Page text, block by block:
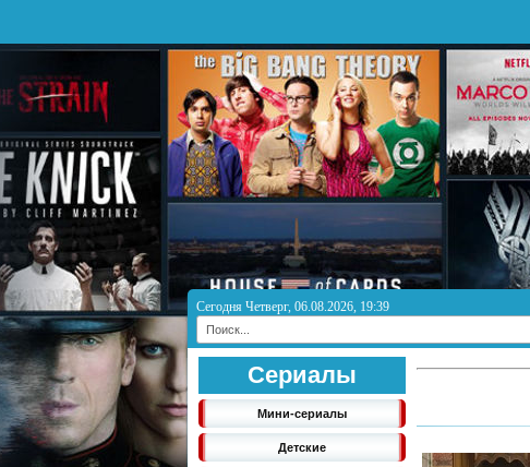
Сегодня Четверг, 06.08.2026, 19:39
Сериалы
Мини-сериалы
Детские